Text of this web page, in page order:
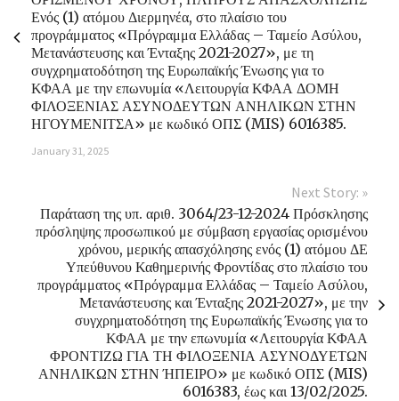
Ενός (1) ατόμου Διερμηνέα, στο πλαίσιο του
προγράμματος «Πρόγραμμα Ελλάδας – Ταμείο Ασύλου,
Μετανάστευσης και Ένταξης 2021-2027», με τη
συγχρηματοδότηση της Ευρωπαϊκής Ένωσης για το
ΚΦΑΑ με την επωνυμία «Λειτουργία ΚΦΑΑ ΔΟΜΗ
ΦΙΛΟΞΕΝΙΑΣ ΑΣΥΝΟΔΕΥΤΩΝ ΑΝΗΛΙΚΩΝ ΣΤΗΝ
ΗΓΟΥΜΕΝΙΤΣΑ» με κωδικό ΟΠΣ (MIS) 6016385.
January 31, 2025
Next Story: »
Παράταση της υπ. αριθ. 3064/23-12-2024 Πρόσκλησης
πρόσληψης προσωπικού με σύμβαση εργασίας ορισμένου
χρόνου, μερικής απασχόλησης ενός (1) ατόμου ΔΕ
Υπεύθυνου Καθημερινής Φροντίδας στο πλαίσιο του
προγράμματος «Πρόγραμμα Ελλάδας – Ταμείο Ασύλου,
Μετανάστευσης και Ένταξης 2021-2027», με την
συγχρηματοδότηση της Ευρωπαϊκής Ένωσης για το
ΚΦΑΑ με την επωνυμία «Λειτουργία ΚΦΑΑ
ΦΡΟΝΤΙΖΩ ΓΙΑ ΤΗ ΦΙΛΟΞΕΝΙΑ ΑΣΥΝΟΔΥΕΤΩΝ
ΑΝΗΛΙΚΩΝ ΣΤΗΝ ΉΠΕΙΡΟ» με κωδικό ΟΠΣ (MIS)
6016383, έως και 13/02/2025.